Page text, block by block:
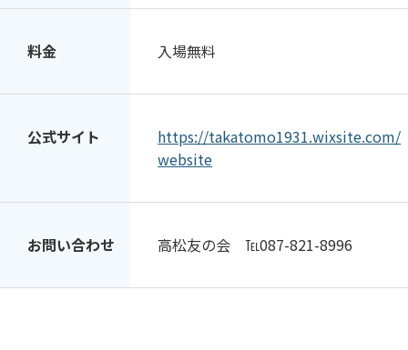
料金 入場無料
公式サイト
https://takatomo1931.wixsite.com/
website
お問い合わせ 高松友の会 ℡087-821-8996